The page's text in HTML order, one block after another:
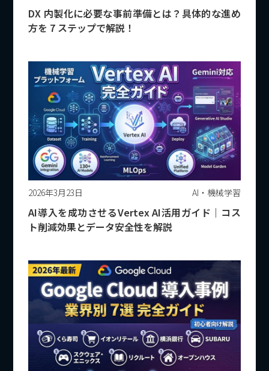
DX 内製化に必要な事前準備とは？具体的な進め
方を 7 ステップで解説！
2026年3月23日 AI・機械学習
AI導入を成功させるVertex AI活用ガイド｜コス
ト削減効果とデータ安全性を解説